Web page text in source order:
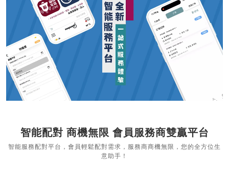
智能配對 商機無限 會員服務商雙贏平台
智能服務配對平台，會員輕鬆配對需求，服務商商機無限，您的全方位生
意助手！